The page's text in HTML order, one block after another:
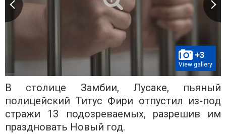
+3
View gallery
В столице Замбии, Лусаке, пьяный
полицейский Титус Фири отпустил из-под
стражи 13 подозреваемых, разрешив им
праздновать Новый год.